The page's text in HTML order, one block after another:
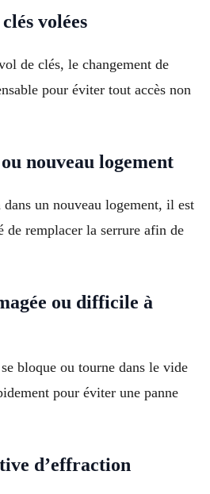
volées
de clés, le changement de
pour éviter tout accès non
nouveau logement
un nouveau logement, il est
de remplacer la serrure afin de
ou difficile à
bloque ou tourne dans le vide
pour éviter une panne
d’effraction